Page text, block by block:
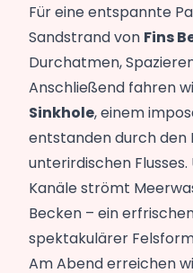
Für eine entspannte
Sandstrand von Fins
Durchatmen,
Anschließend fahren
Sinkhole, einem
entstanden durch den
unterirdischen
Kanäle strömt
Becken – ein
spektakulärer
Am Abend erreichen